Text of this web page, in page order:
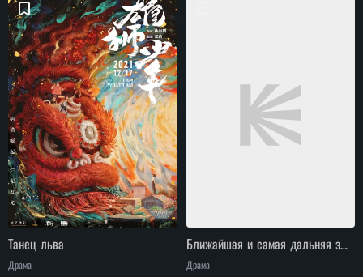
Танец льва
Драма
Ближайшая и самая дальняя звезда
Драма